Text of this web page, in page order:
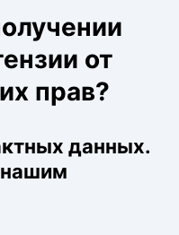
от
прав?
данных.